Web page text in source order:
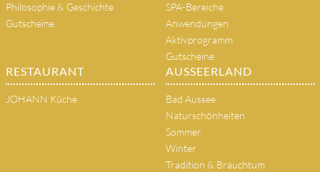
Philosophie & Geschichte
Gutscheine
SPA-Bereiche
Anwendungen
Aktivprogramm
Gutscheine
RESTAURANT
JOHANN Küche
AUSSEERLAND
Bad Aussee
Naturschönheiten
Sommer
Winter
Tradition & Brauchtum